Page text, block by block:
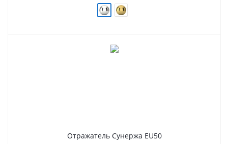
Отражатель Сунержа EU50